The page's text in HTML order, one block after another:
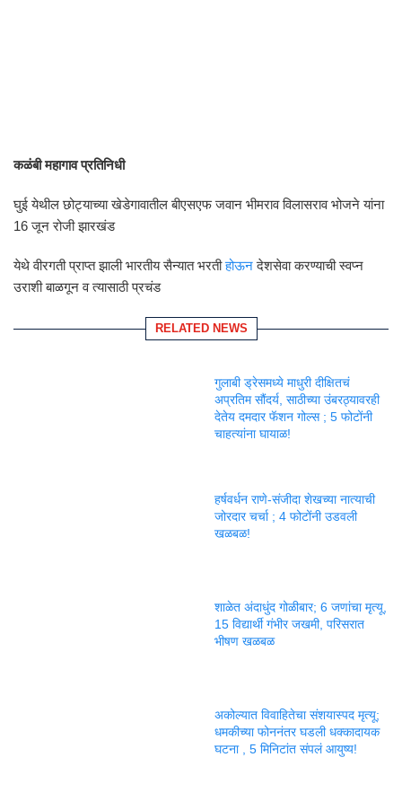
कळंबी महागाव प्रतिनिधी
घुई येथील छोट्याच्या खेडेगावातील बीएसएफ जवान भीमराव विलासराव भोजने यांना
16 जून रोजी झारखंड
येथे वीरगती प्राप्त झाली भारतीय सैन्यात भरतीहोऊनदेशसेवा करण्याची स्वप्न
उराशी बाळगून व त्यासाठी प्रचंड
RELATED NEWS
गुलाबी ड्रेसमध्ये माधुरी दीक्षितचं
अप्रतिम सौंदर्य, साठीच्या उंबरठ्यावरही
देतेय दमदार फॅशन गोल्स ; 5 फोटोंनी
चाहत्यांना घायाळ!
हर्षवर्धन राणे-संजीदा शेखच्या नात्याची
जोरदार चर्चा ; 4 फोटोंनी उडवली
खळबळ!
शाळेत अंदाधुंद गोळीबार; 6 जणांचा मृत्यू,
15 विद्यार्थी गंभीर जखमी, परिसरात
भीषण खळबळ
अकोल्यात विवाहितेचा संशयास्पद मृत्यू;
धमकीच्या फोननंतर घडली धक्कादायक
घटना , 5 मिनिटांत संपलं आयुष्य!